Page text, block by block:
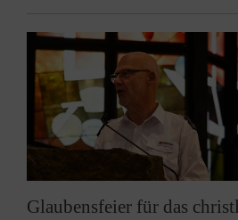
Glaubensfeier für das